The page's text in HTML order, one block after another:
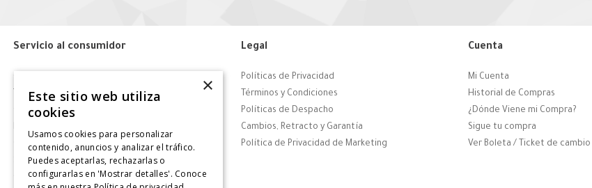
Servicio al consumidor
Tiendas
Contáctanos
Giftcard
Solicitar Factura
CyberDay
Legal
Políticas de Privacidad
Términos y Condiciones
Políticas de Despacho
Cambios, Retracto y Garantía
Política de Privacidad de Marketing
Cuenta
Mi Cuenta
Historial de Compras
¿Dónde Viene mi Compra?
Sigue tu compra
Ver Boleta / Ticket de cambio
×
Este sitio web utiliza
cookies
Usamos cookies para personalizar
contenido, anuncios y analizar el tráfico.
Puedes aceptarlas, rechazarlas o
configurarlas en 'Mostrar detalles'. Conoce